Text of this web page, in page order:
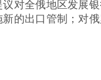
议对全俄地区发展
的出口管制；对